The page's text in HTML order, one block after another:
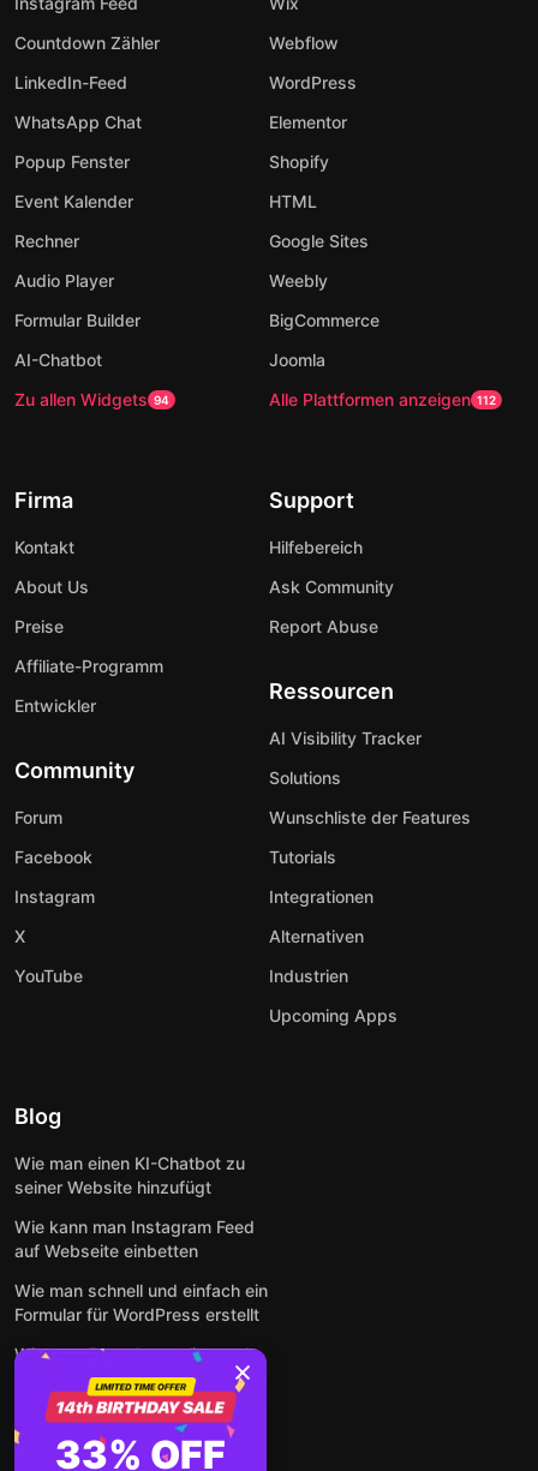
Countdown Zähler
LinkedIn-Feed
WhatsApp Chat
Popup Fenster
Event Kalender
Rechner
Audio Player
Formular Builder
AI-Chatbot
Zu allen Widgets 94
Webflow
WordPress
Elementor
Shopify
HTML
Google Sites
Weebly
BigCommerce
Joomla
Alle Plattformen anzeigen 112
Firma
Kontakt
About Us
Preise
Affiliate-Programm
Entwickler
Community
Forum
Facebook
Instagram
X
YouTube
Support
Hilfebereich
Ask Community
Report Abuse
Ressourcen
AI Visibility Tracker
Solutions
Wunschliste der Features
Tutorials
Integrationen
Alternativen
Industrien
Upcoming Apps
Blog
Wie man einen KI-Chatbot zu
seiner Website hinzufügt
Wie kann man Instagram Feed
auf Webseite einbetten
Wie man schnell und einfach ein
Formular für WordPress erstellt
Wie man Formulare online und
kostenlos auf jeder Website
einbettet
So betten Sie Google-
Bewertungen kostenlos auf
33% OFF